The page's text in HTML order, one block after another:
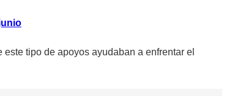
este tipo de apoyos ayudaban a enfrentar el